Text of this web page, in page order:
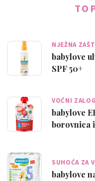
NJEŽNA
babylove
SPF 50+
VOĆNI
babylove
borovnica
SUHOĆA ZA
babylove